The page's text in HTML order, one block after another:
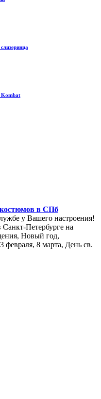
Kombat
в СПб
у Вашего настроения!
Петербурге на
Новый год,
февраля, 8 марта, День св.